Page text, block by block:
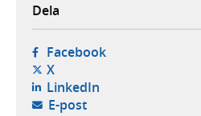
Dela
Facebook- öppnas i ny
X- öppnas i ny flik, extern
LinkedIn- öppnas i ny
E-post- öppnar din e-